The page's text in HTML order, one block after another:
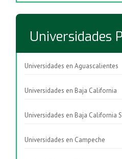
Universidades
Universidades en Aguascalientes
Universidades en Baja California
Universidades en Baja California
Universidades en Campeche